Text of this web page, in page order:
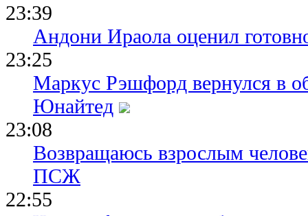
23:39
Андони Ираола оценил
23:25
Маркус Рэшфорд вернулся в
Юнайтед
23:08
Возвращаюсь взрослым
ПСЖ
22:55